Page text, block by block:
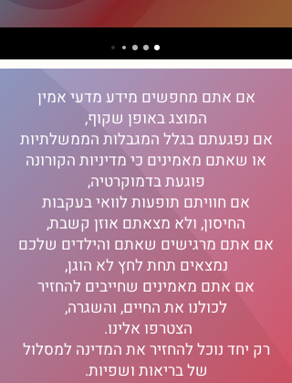
אם אתם מחפשים מידע מדעי אמין
המוצג באופן שקוף,
אם נפגעתם בגלל המגבלות הממשלתיות
או שאתם מאמינים כי מדיניות הקורונה
פוגעת בדמוקרטיה,
אם חוויתם תופעות לוואי בעקבות
החיסון, ולא מצאתם אוזן קשבת,
אם אתם מרגישים שאתם והילדים שלכם
נמצאים תחת לחץ לא הוגן,
אם אתם מאמינים שחייבים להחזיר
לכולנו את החיים, והשגרה,
הצטרפו אלינו.
רק יחד נוכל להחזיר את המדינה למסלול
של בריאות ושפיות.